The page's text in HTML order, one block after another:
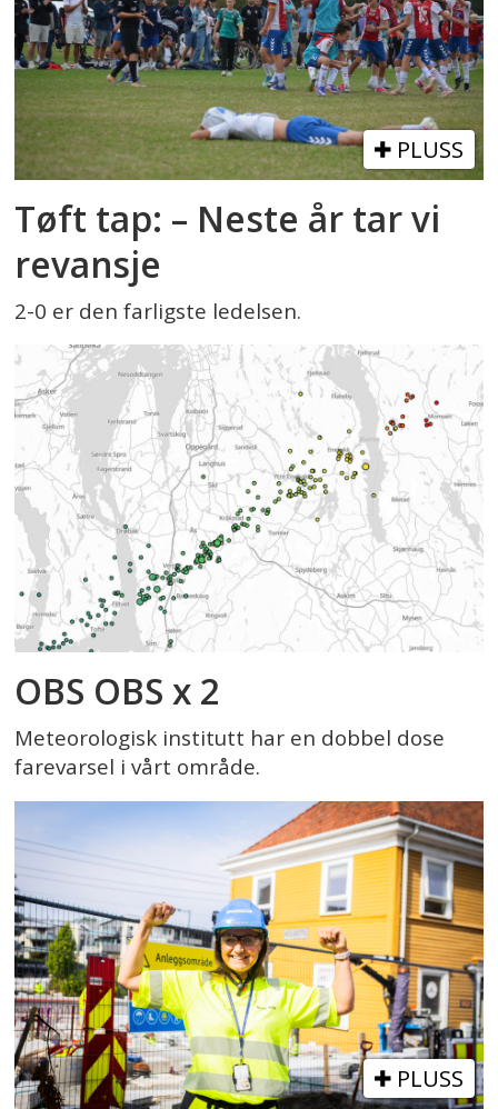
PLUSS
Tøft tap: – Neste år tar vi
revansje
2-0 er den farligste ledelsen.
OBS OBS x 2
Meteorologisk institutt har en dobbel dose
farevarsel i vårt område.
PLUSS